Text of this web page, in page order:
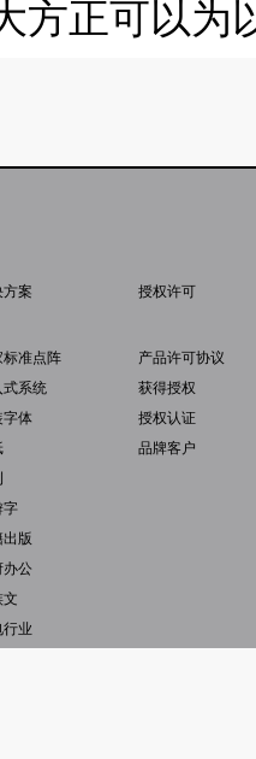
方正可以为
方案
标准点阵
式系统
字体
字
出版
办公
文
行业
授权许可
产品许可协议
获得授权
授权认证
品牌客户